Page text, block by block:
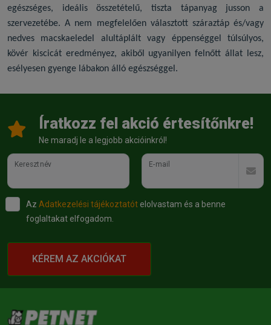
egészséges, ideális összetételű, tiszta tápanyag jusson a
szervezetébe. A nem megfelelően választott száraztáp és/vagy
nedves macskaeledel alultáplált vagy éppenséggel túlsúlyos,
kövér kiscicát eredményez, akiből ugyanilyen felnőtt állat lesz,
esélyesen gyenge lábakon álló egészséggel.
Íratkozz fel akció értesítőnkre!
Ne maradj le a legjobb akcióinkról!
Keresztnév E-mail
Az Adatkezelési tájékoztatót elolvastam és a benne
foglaltakat elfogadom.
KÉREM AZ AKCIÓKAT